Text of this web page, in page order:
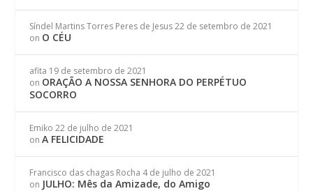
Síndel Martins Torres Peres de Jesus 22 de setembro de 2021
on O CÉU
afita 19 de setembro de 2021
on ORAÇÃO A NOSSA SENHORA DO PERPÉTUO
SOCORRO
Emiko 22 de julho de 2021
onA FELICIDADE
Francisco das chagas Rocha 4 de julho de 2021
on JULHO: Mês da Amizade, do Amigo